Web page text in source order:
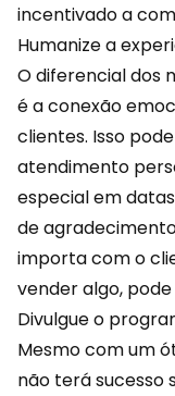
incentivado a
Humanize a
O diferencial dos
é aconexão
clientes. Isso
atendimento
especial em
de
importa com o
vender algo,
Divulgue o
Mesmo com um
não terá sucesso